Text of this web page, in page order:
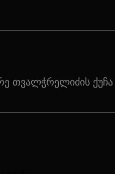
თვალჭრელიძის ქუჩა